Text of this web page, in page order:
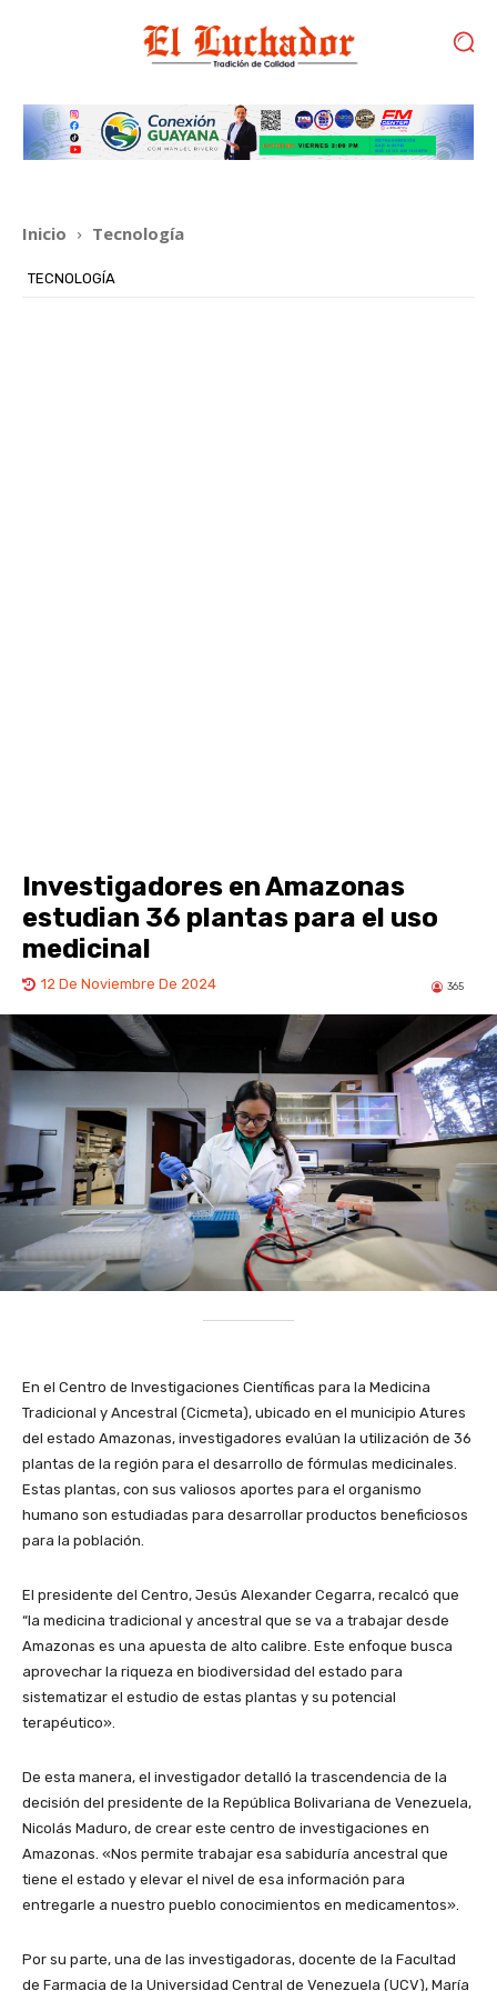
Inicio Tecnología
TECNOLOGÍA
Investigadores en Amazonas
estudian 36 plantas para el uso
medicinal
12 De Noviembre De 2024 365
En el Centro de Investigaciones Científicas para la Medicina
Tradicional y Ancestral (Cicmeta), ubicado en el municipio Atures
del estado Amazonas, investigadores evalúan la utilización de 36
plantas de la región para el desarrollo de fórmulas medicinales.
Estas plantas, con sus valiosos aportes para el organismo
humano son estudiadas para desarrollar productos beneficiosos
para la población.
El presidente del Centro, Jesús Alexander Cegarra, recalcó que
“la medicina tradicional y ancestral que se va a trabajar desde
Amazonas es una apuesta de alto calibre. Este enfoque busca
aprovechar la riqueza en biodiversidad del estado para
sistematizar el estudio de estas plantas y su potencial
terapéutico».
De esta manera, el investigador detalló la trascendencia de la
decisión del presidente de la República Bolivariana de Venezuela,
Nicolás Maduro, de crear este centro de investigaciones en
Amazonas. «Nos permite trabajar esa sabiduría ancestral que
tiene el estado y elevar el nivel de esa información para
entregarle a nuestro pueblo conocimientos en medicamentos».
Por su parte, una de las investigadoras, docente de la Facultad
de Farmacia de la Universidad Central de Venezuela (UCV), María